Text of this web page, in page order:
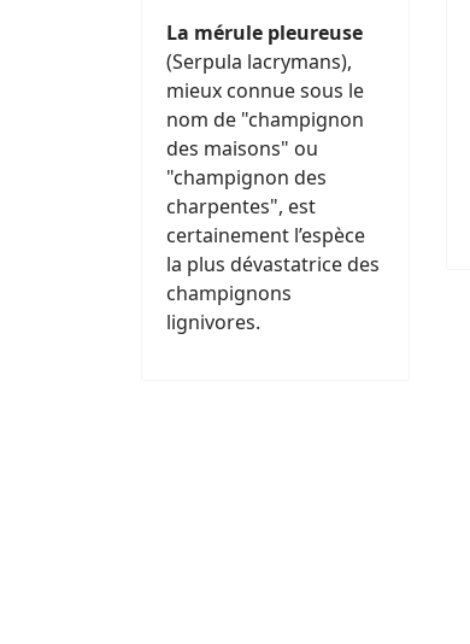
La mérule pleureuse
(Serpula lacrymans),
mieux connue sous le
nom de "champignon
des maisons" ou
"champignon des
charpentes", est
certainement l’espèce
la plus dévastatrice des
champignons
lignivores.